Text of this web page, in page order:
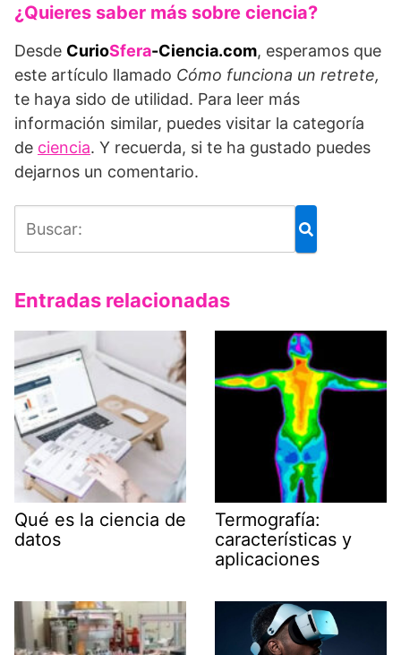
¿Quieres saber más sobre ciencia?
Desde CurioSfera-Ciencia.com, esperamos que
este artículo llamado Cómo funciona un retrete,
te haya sido de utilidad. Para leer más
información similar, puedes visitar la categoría
de ciencia. Y recuerda, si te ha gustado puedes
dejarnos un comentario.
Entradas relacionadas
Qué es la ciencia de
datos
Termografía:
características y
aplicaciones